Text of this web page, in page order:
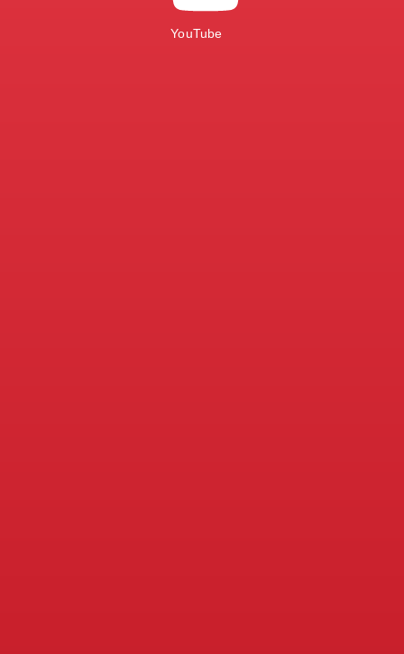
YouTube